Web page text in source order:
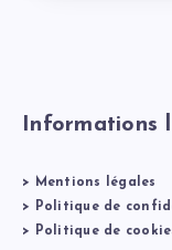
Informations
>
Mentions légales
>
Politique de
>
Politique de